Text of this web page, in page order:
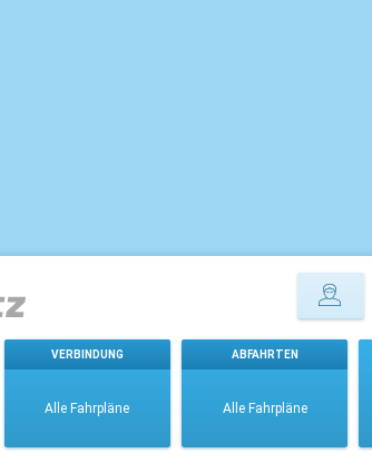
VERBINDUNG
Alle Fahrpläne
ABFAHRTEN
Alle Fahrpläne